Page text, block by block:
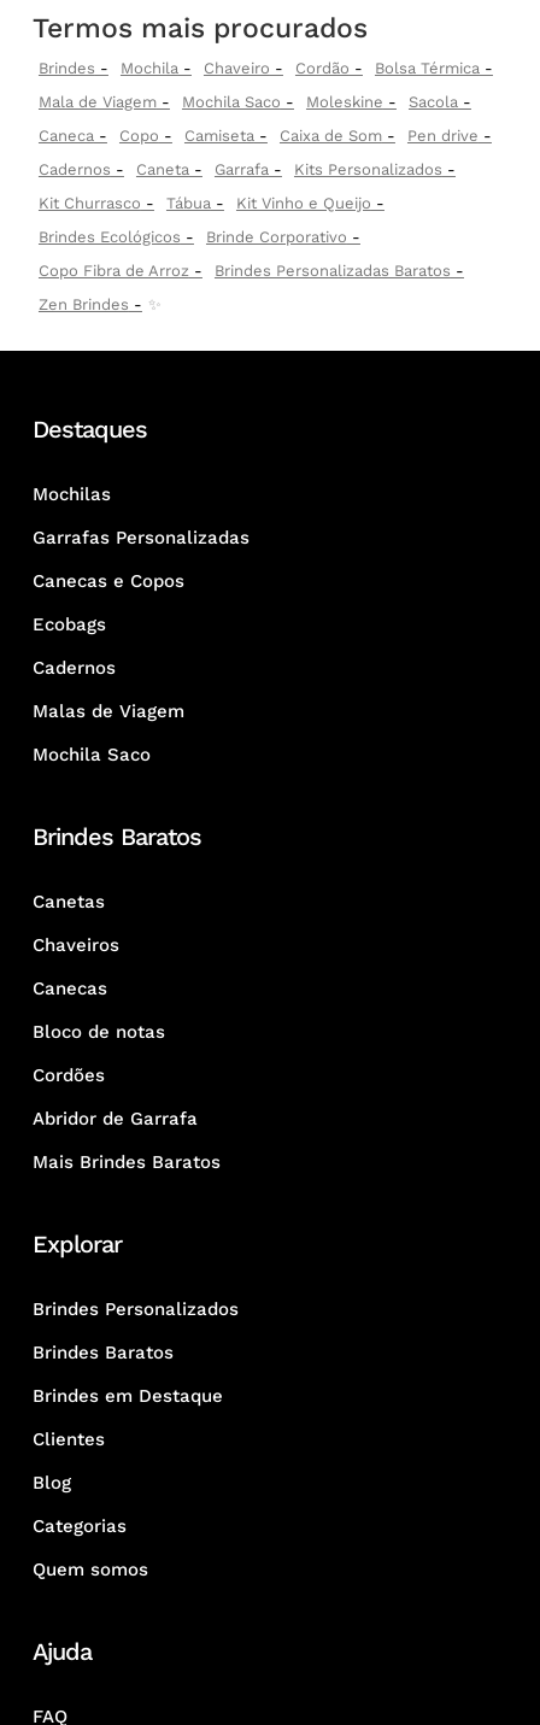
Termos mais procurados
Brindes Mochila Chaveiro Cordão
Bolsa Térmica
Mala de Viagem
Mochila Saco Moleskine
Sacola
Caneca
Copo Camiseta Caixa de Som
Pen drive
Cadernos
Caneta Garrafa
Kits Personalizados
Kit Churrasco
Tábua
Kit Vinho e Queijo
Brindes Ecológicos
Brinde Corporativo
Copo Fibra de Arroz
Brindes Personalizadas Baratos
Zen Brindes
✨
Destaques
Mochilas
Garrafas Personalizadas
Canecas e Copos
Ecobags
Cadernos
Malas de Viagem
Mochila Saco
Brindes Baratos
Canetas
Chaveiros
Canecas
Bloco de notas
Cordões
Abridor de Garrafa
Mais Brindes Baratos
Explorar
Brindes Personalizados
Brindes Baratos
Brindes em Destaque
Clientes
Blog
Categorias
Quem somos
Ajuda
FAQ